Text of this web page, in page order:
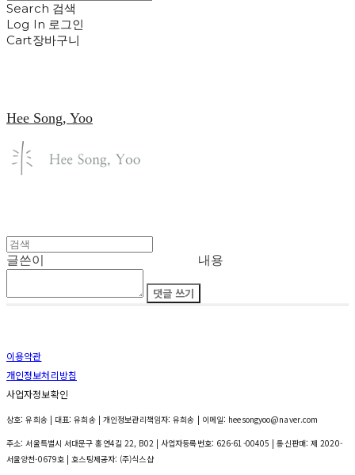
Search 검색
Log In 로그인
Cart장바구니
Hee Song, Yoo
글쓴이 내용
댓글 쓰기
이용약관
개인정보처리방침
사업자정보확인
상호: 유희송 | 대표: 유희송 | 개인정보관리책임자: 유희송 | 이메일: heesongyoo@naver.com
주소: 서울특별시 서대문구 홍연4길 22, B02 | 사업자등록번호: 626-61-00405 | 통신판매:제 2020-
서울양천-0679호 | 호스팅제공자: (주)식스샵